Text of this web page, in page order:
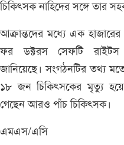
চিকিৎসক নাহিদের সঙ্গে তার
আক্রান্তদের মধ্যে এক
ফর ডক্টরস সেফটি রাইটস
জানিয়েছে। সংগঠনটির তথ্য
১৮ জন চিকিৎসকের মৃত্যু
গেছেন আরও পাঁচ চিকিৎসক।
এমএস/এসি